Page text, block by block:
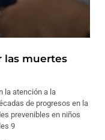
las muertes
la atención a la
de progresos en la
prevenibles en niños
9